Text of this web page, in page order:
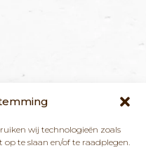
wij technologieën zoals
te slaan en/of te raadplegen.